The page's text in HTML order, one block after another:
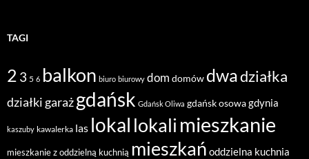
TAGI
2 3 5 6 balkon biuro biurowy dom domów dwadziałka
działki garażgdańsk Gdańsk Oliwa gdańsk osowagdynia
kaszuby kawalerka las lokal lokalimieszkanie
mieszkanie z oddzielną kuchnią mieszkań oddzielna kuchnia